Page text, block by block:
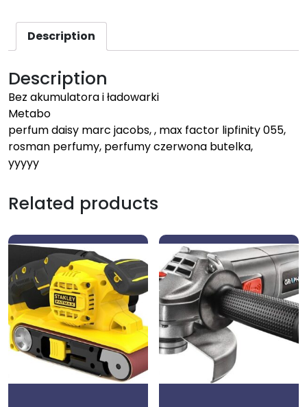
Description
Description
Bez akumulatora i ładowarki
Metabo
perfum daisy marc jacobs, , max factor lipfinity 055,
rosman perfumy, perfumy czerwona butelka,
yyyyy
Related products